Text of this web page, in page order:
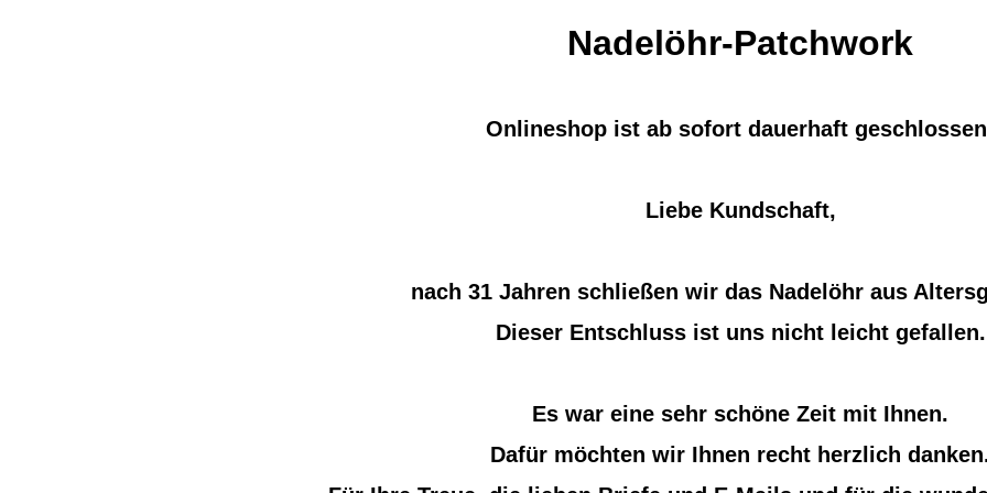
Nadelöhr-Patchwork
Onlineshop ist ab sofort dauerhaft
Liebe Kundschaft,
nach 31 Jahren schließen wir das Nadelöhr aus
Dieser Entschluss ist uns nicht leicht gefallen.
Es war eine sehr schöne Zeit mit Ihnen.
Dafür möchten wir Ihnen recht herzlich